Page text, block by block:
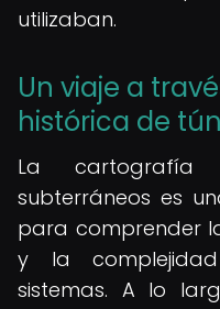
utilizaban.
Un viaje a
histórica de
La cartografía
subterráneos es
para comprender
y la
sistemas. A lo